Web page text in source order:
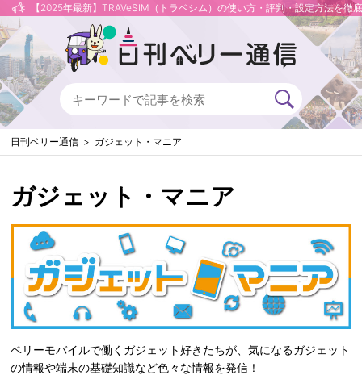
【2025年最新】TRAVeSIM（トラベシム）の使い方・評判・設定方法を徹
日刊ベリー通信 ガジェット・マニア
ガジェット・マニア
ベリーモバイルで働くガジェット好きたちが、気になるガジェット
の情報や端末の基礎知識など色々な情報を発信！